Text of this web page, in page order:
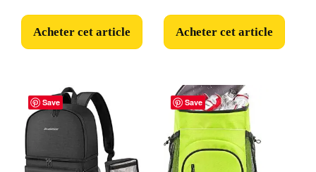
Acheter cet article Acheter cet article
Save Save